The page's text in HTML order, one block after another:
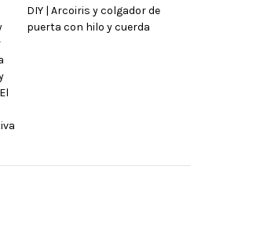
DIY | Arcoiris y colgador de
puerta con hilo y cuerda